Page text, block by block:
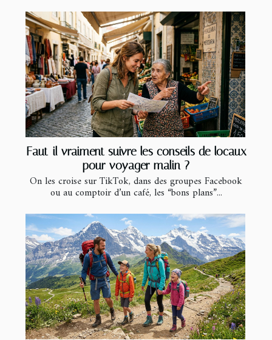
Faut-il vraiment suivre les conseils de locaux
pour voyager malin ?
On les croise sur TikTok, dans des groupes Facebook
ou au comptoir d’un café, les “bons plans”...